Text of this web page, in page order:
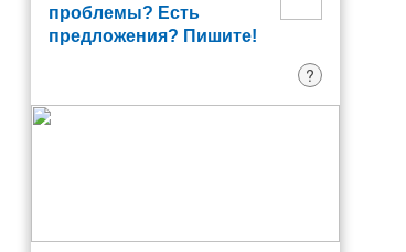
проблемы? Есть
предложения? Пишите!
?